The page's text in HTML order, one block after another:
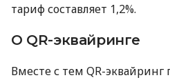
тариф составляет 1,2%.
О QR-эквайринге
Вместе с тем QR-